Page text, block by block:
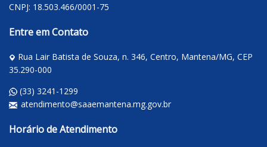
CNPJ: 18.503.466/0001-75
Entre em Contato
Rua Lair Batista de Souza, n. 346, Centro, Mantena/MG, CEP
35.290-000
(33) 3241-1299
atendimento@saaemantena.mg.gov.br
Horário de Atendimento